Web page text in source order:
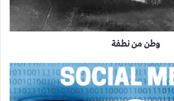
وطن من نطفة